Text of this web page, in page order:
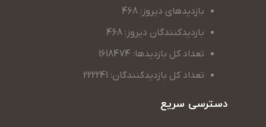
بازدیدهای دیروز: 468
بازدیدکنندگان دیروز: 468
تعداد کل بازدیدها: 1618474
تعداد کل بازدیدکنندگان: 222241
دسترسی سریع